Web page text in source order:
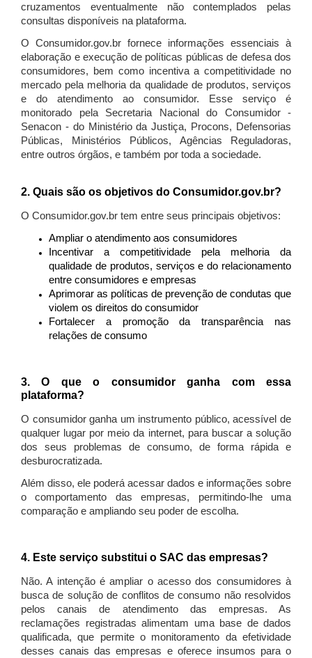
cruzamentos eventualmente não contemplados pelas
consultas disponíveis na plataforma.
O Consumidor.gov.br fornece informações essenciais à
elaboração e execução de políticas públicas de defesa dos
consumidores, bem como incentiva a competitividade no
mercado pela melhoria da qualidade de produtos, serviços
e do atendimento ao consumidor. Esse serviço é
monitorado pela Secretaria Nacional do Consumidor -
Senacon - do Ministério da Justiça, Procons, Defensorias
Públicas, Ministérios Públicos, Agências Reguladoras,
entre outros órgãos, e também por toda a sociedade.
2. Quais são os objetivos do Consumidor.gov.br?
O Consumidor.gov.br tem entre seus principais objetivos:
Ampliar o atendimento aos consumidores
Incentivar a competitividade pela melhoria da
qualidade de produtos, serviços e do relacionamento
entre consumidores e empresas
Aprimorar as políticas de prevenção de condutas que
violem os direitos do consumidor
Fortalecer a promoção da transparência nas
relações de consumo
3. O que o consumidor ganha com essa
plataforma?
O consumidor ganha um instrumento público, acessível de
qualquer lugar por meio da internet, para buscar a solução
dos seus problemas de consumo, de forma rápida e
desburocratizada.
Além disso, ele poderá acessar dados e informações sobre
o comportamento das empresas, permitindo-lhe uma
comparação e ampliando seu poder de escolha.
4. Este serviço substitui o SAC das empresas?
Não. A intenção é ampliar o acesso dos consumidores à
busca de solução de conflitos de consumo não resolvidos
pelos canais de atendimento das empresas. As
reclamações registradas alimentam uma base de dados
qualificada, que permite o monitoramento da efetividade
desses canais das empresas e oferece insumos para o